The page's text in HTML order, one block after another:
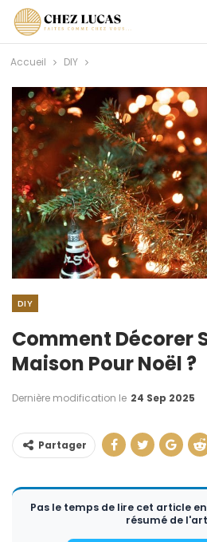
Accueil DIY
DIY
Comment Décorer
Maison Pour Noël ?
Dernière modification le 24 Sep 2025
Partager
Pas le temps de lire cet article
résumé de